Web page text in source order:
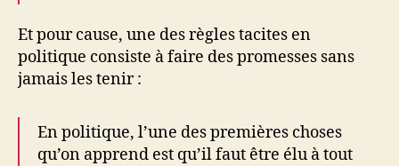
Et pour cause, une des règles tacites en
politique consiste à faire des promesses sans
jamais les tenir :
En politique, l’une des premières choses
qu’on apprend est qu’il faut être élu à tout